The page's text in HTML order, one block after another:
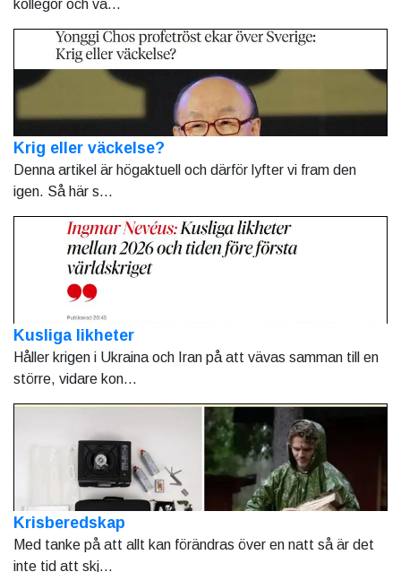
kollegor och va...
Krig eller väckelse?
Denna artikel är högaktuell och därför lyfter vi fram den
igen. Så här s...
Kusliga likheter
Håller krigen i Ukraina och Iran på att vävas samman till en
större, vidare kon...
Krisberedskap
Med tanke på att allt kan förändras över en natt så är det
inte tid att skj...